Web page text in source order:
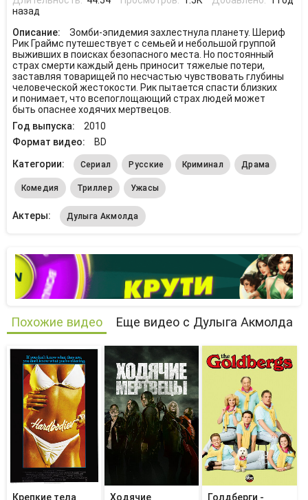
назад
Описание:
Зомби-эпидемия захлестнула планету. Шериф
Рик Граймс путешествует с семьей и небольшой группой
выживших в поисках безопасного места. Но постоянный
страх смерти каждый день приносит тяжелые потери,
заставляя товарищей по несчастью чувствовать глубины
человеческой жестокости. Рик пытается спасти близких
и понимает, что всепоглощающий страх людей может
быть опаснее ходячих мертвецов.
Год выпуска:
2010
Формат видео:
BD
Категории:
Сериал Русские Криминал Драма
Комедия Триллер Ужасы
Актеры: Дулыга Акмолда
Похожие видео Еще видео с Дулыга Акмолда
Крепкие тела
Ходячие
Голдберги -